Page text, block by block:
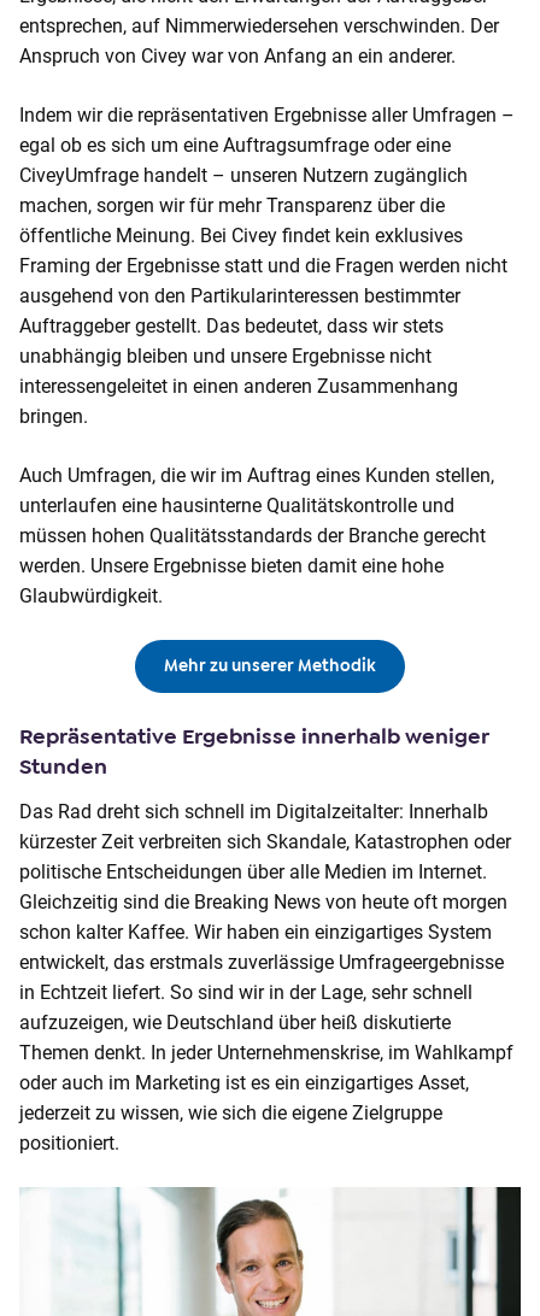
entsprechen, auf Nimmerwiedersehen verschwinden. Der
Anspruch von Civey war von Anfang an ein anderer.
Indem wir die repräsentativen Ergebnisse aller Umfragen –
egal ob es sich um eine Auftragsumfrage oder eine
CiveyUmfrage handelt – unseren Nutzern zugänglich
machen, sorgen wir für mehr Transparenz über die
öffentliche Meinung. Bei Civey findet kein exklusives
Framing der Ergebnisse statt und die Fragen werden nicht
ausgehend von den Partikularinteressen bestimmter
Auftraggeber gestellt. Das bedeutet, dass wir stets
unabhängig bleiben und unsere Ergebnisse nicht
interessengeleitet in einen anderen Zusammenhang
bringen.
Auch Umfragen, die wir im Auftrag eines Kunden stellen,
unterlaufen eine hausinterne Qualitätskontrolle und
müssen hohen Qualitätsstandards der Branche gerecht
werden. Unsere Ergebnisse bieten damit eine hohe
Glaubwürdigkeit.
Mehr zu unserer Methodik
Repräsentative Ergebnisse innerhalb weniger
Stunden
Das Rad dreht sich schnell im Digitalzeitalter: Innerhalb
kürzester Zeit verbreiten sich Skandale, Katastrophen oder
politische Entscheidungen über alle Medien im Internet.
Gleichzeitig sind die Breaking News von heute oft morgen
schon kalter Kaffee. Wir haben ein einzigartiges System
entwickelt, das erstmals zuverlässige Umfrageergebnisse
in Echtzeit liefert. So sind wir in der Lage, sehr schnell
aufzuzeigen, wie Deutschland über heiß diskutierte
Themen denkt. In jeder Unternehmenskrise, im Wahlkampf
oder auch im Marketing ist es ein einzigartiges Asset,
jederzeit zu wissen, wie sich die eigene Zielgruppe
positioniert.